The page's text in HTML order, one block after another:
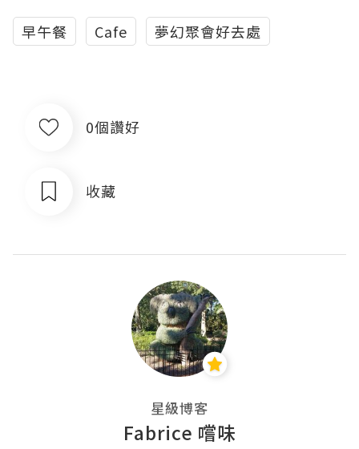
早午餐 Cafe 夢幻聚會好去處
0個讚好
收藏
星級博客
Fabrice 嚐味